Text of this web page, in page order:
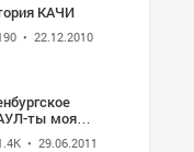
КАЧИ
• 22.12.2010
ты моя
полоса!
• 29.06.2011